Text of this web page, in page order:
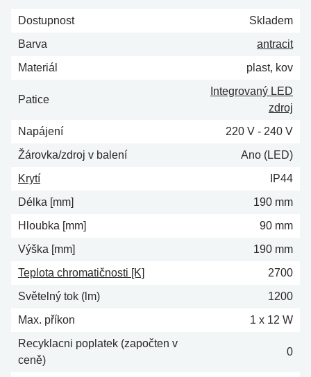
Dostupnost
Skladem
Barva
antracit
Materiál
plast, kov
Patice
Integrovaný LED
zdroj
Napájení
220 V - 240 V
Žárovka/zdroj v balení
Ano (LED)
Krytí
IP44
Délka [mm]
190 mm
Hloubka [mm]
90 mm
Výška [mm]
190 mm
Teplota chromatičnosti [K]
2700
Světelný tok (lm)
1200
Max. příkon
1 x 12 W
Recyklacni poplatek (započten v
ceně)
0